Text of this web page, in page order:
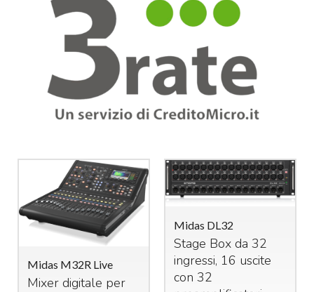
Midas M32R Live
Mixer digitale per
Midas DL32
Stage Box da 32
ingressi, 16 uscite
con 32